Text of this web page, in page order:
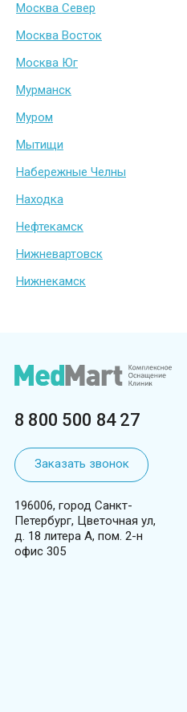
Москва Север
Москва Восток
Москва Юг
Мурманск
Муром
Мытищи
Набережные Челны
Находка
Нефтекамск
Нижневартовск
Нижнекамск
8 800 500 84 27
Заказать звонок
196006, город Санкт-
Петербург, Цветочная ул,
д. 18 литера А, пом. 2-н
офис 305